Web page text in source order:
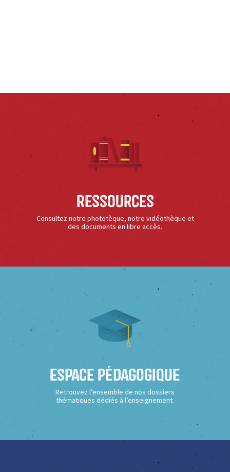
Ressources
Consultez notre phototèque, notre vidéothèque et
des documents en libre accès.
Espace Pédagogique
Retrouvez l’ensemble de nos dossiers
thématiques dédiés à l’enseignement.